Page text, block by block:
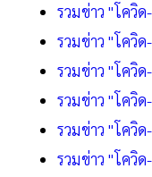
รวมข่าว "โควิ
รวมข่าว "โควิ
รวมข่าว "โควิ
รวมข่าว "โควิ
รวมข่าว "โควิ
รวมข่าว "โควิ